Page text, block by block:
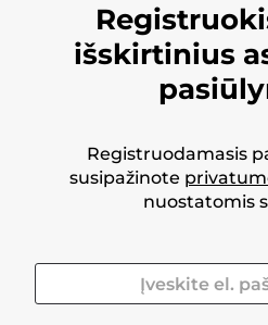
išskirtinius
Registruodamasis
susipažinote
nuostatomis